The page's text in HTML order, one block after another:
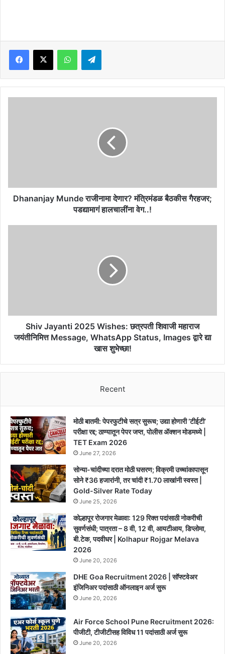
Facebook
X WhatsAppTelegram
हालचालींना
वेग..!
Dhananjay Munde राजीनामा देणार? मंत्रिमंडळ बैठकीस गैरहजर;
पडद्यामागं हालचालींना वेग..!
Message,
WhatsApp
Status,
द्या
Shiv Jayanti 2025 Wishes: छत्रपती शिवाजी महाराज
जयंतीनिमित्त Message, WhatsApp Status, Images द्वारे द्या
खास शुभेच्छा!
Recent
मोठी बातमी: पेपरफुटीचे सत्र सुरूच; उद्या होणारी ‘टीईटी’
परीक्षा रद्द; ठाण्यातून पेपर जप्त, पोलीस ॲक्शन मोडमध्ये |
TET Exam 2026
June 27, 2026
सोन्या-चांदीच्या दरात मोठी घसरण; विक्रमी उच्चांकापासून
सोने ₹36 हजारांनी, तर चांदी ₹1.70 लाखांनी स्वस्त |
Gold-Silver Rate Today
June 25, 2026
कोल्हापूर रोजगार मेळावा: 129 रिक्त पदांसाठी नोकरीची
सुवर्णसंधी; पात्रता – 8 वी, 12 वी, आयटीआय, डिप्लोमा,
बी.टेक, पदवीधर | Kolhapur Rojgar Melava
2026
June 20, 2026
DHE Goa Recruitment 2026 | सॉफ्टवेअर
इंजिनिअर पदांसाठी ऑनलाइन अर्ज सुरू
June 20, 2026
Air Force School Pune Recruitment 2026:
पीजीटी, टीजीटीसह विविध 11 पदांसाठी अर्ज सुरू
June 20, 2026